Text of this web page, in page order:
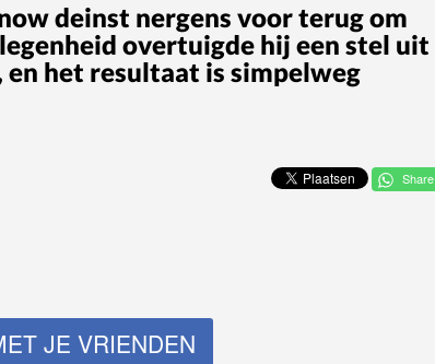
deinst nergens voor terug om
overtuigde hij een stel uit
het resultaat is simpelweg
Share
JE VRIENDEN